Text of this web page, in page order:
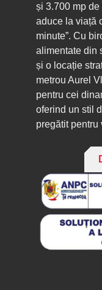
și 3.700 mp
aduce la viață
minute”. Cu
alimentate din
și o locație
metrou Aurel
pentru cei
oferind un stil
pregătit pentru